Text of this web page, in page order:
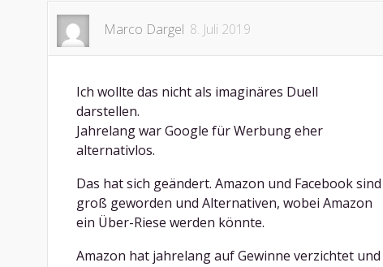
Marco Dargel 8. Juli 2019
Ich wollte das nicht als imaginäres Duell
darstellen.
Jahrelang war Google für Werbung eher
alternativlos.
Das hat sich geändert. Amazon und Facebook sind
groß geworden und Alternativen, wobei Amazon
ein Über-Riese werden könnte.
Amazon hat jahrelang auf Gewinne verzichtet und